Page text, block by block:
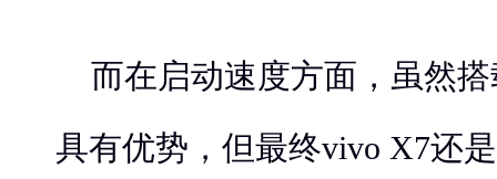
而在启动速度方面，虽然
具有优势，但最终vivo X7还